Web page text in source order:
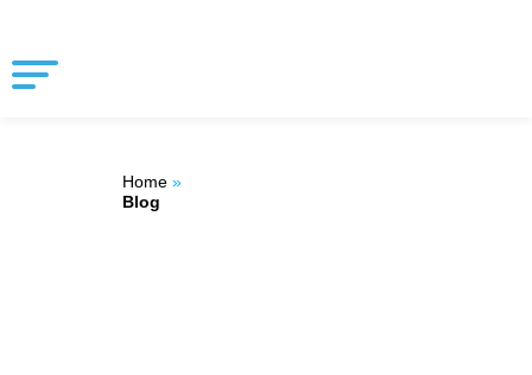
conteúdo
Home »
Blog